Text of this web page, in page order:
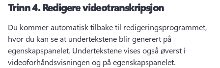
Trinn 4.Redigere videotranskripsjon
Du kommer automatisk tilbake til redigeringsprogrammet,
hvor du kan se at undertekstene blir generert på
egenskapspanelet. Undertekstene vises også øverst i
videoforhåndsvisningen og på egenskapspanelet.